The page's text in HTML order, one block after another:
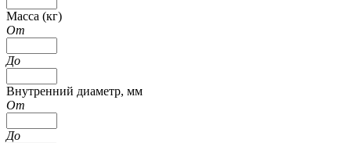
Масса (кг)
От
До
Внутренний диаметр, мм
От
До